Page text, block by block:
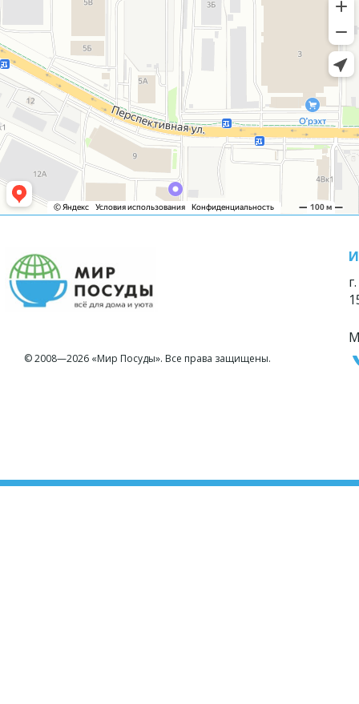
© 2008—2026 «Мир Посуды». Все права защищены.